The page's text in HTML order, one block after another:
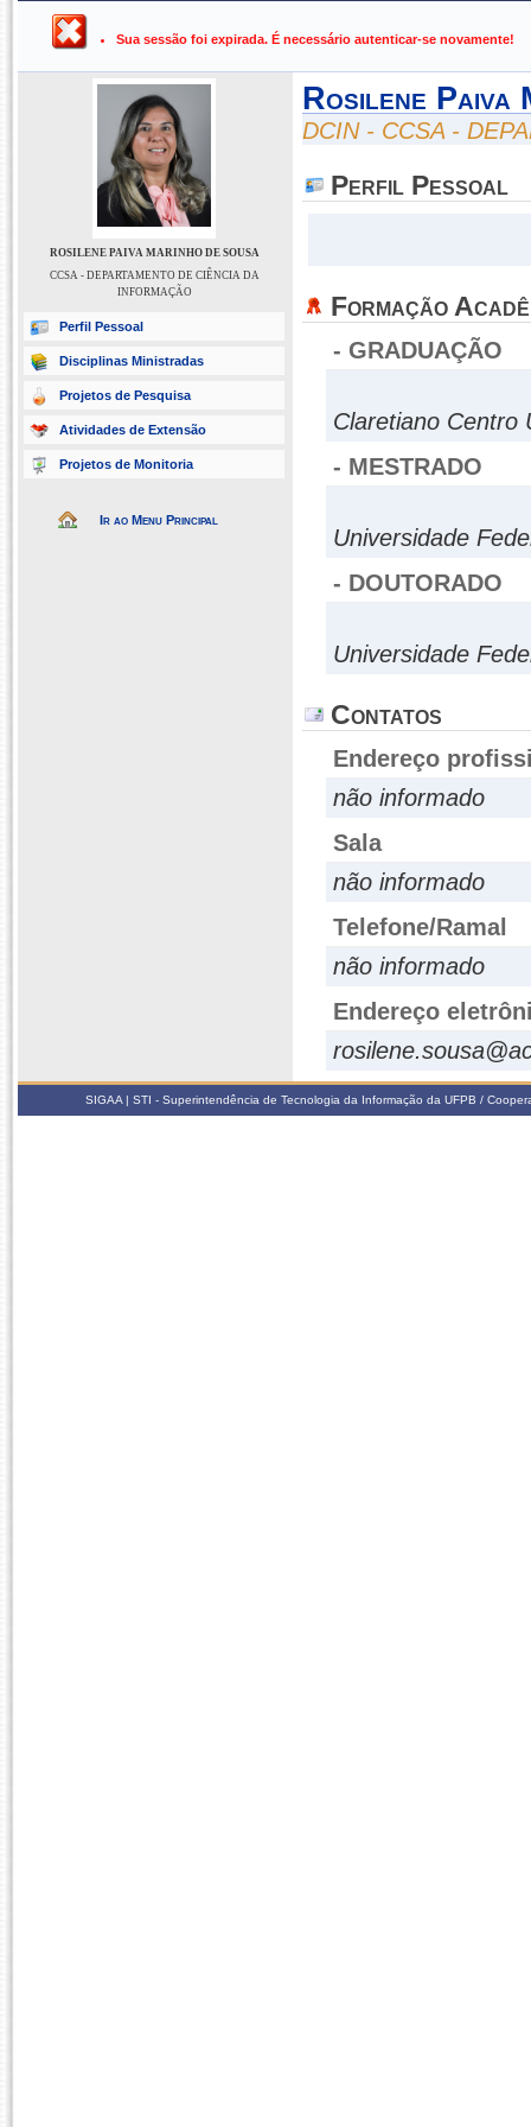
UFPB ›
Sua sessão foi expirada. É necessário autenticar-se novamente!
ROSILENE PAIVA MARINHO DE SOUSA
CCSA - DEPARTAMENTO DE CIÊNCIA DA
INFORMAÇÃO
Perfil Pessoal
Disciplinas Ministradas
Projetos de Pesquisa
Atividades de Extensão
Projetos de Monitoria
Ir ao Menu Principal
Rosilene Paiva
DCIN - CCSA -
Perfil Pessoal
Formação
- GRADUAÇÃO
Claretiano Centro
- MESTRADO
Universidade
- DOUTORADO
Universidade
Contatos
Endereço
não informado
Sala
não informado
Telefone/Ramal
não informado
Endereço
SIGAA | STI - Superintendência de Tecnologia da Informação da UFPB /